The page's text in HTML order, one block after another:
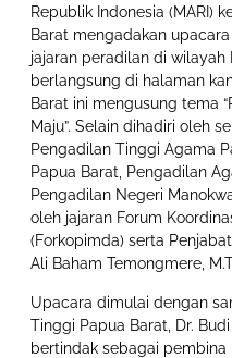
Republik Indonesia (MARI)
Barat mengadakan
jajaran peradilan di wilayah
berlangsung di halaman
Barat ini mengusung tema
Maju”. Selain dihadiri oleh
Pengadilan Tinggi Agama
Papua Barat, Pengadilan
Pengadilan Negeri
oleh jajaran Forum
(Forkopimda) serta
Ali Baham Temongmere,
Upacara dimulai dengan
Tinggi Papua Barat, Dr.
bertindak sebagai pembina